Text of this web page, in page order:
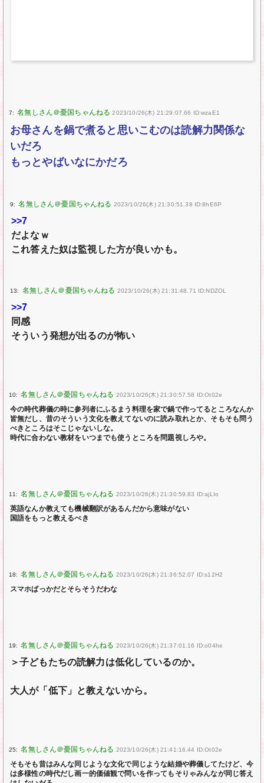
7: 2023/10/26(木) 21:29:07.66 ID:wzaE1
お母さんを鍋で煮ると思いこむのは読解力関係な
いだろ
もっとやばいなにかだろ
9: 2023/10/26(木) 21:30:51.38 ID:8hE6P
>>7
だよなｗ
これ答えた奴は監視した方が良いかも。
13: 2023/10/26(木) 21:31:48.71 ID:NDZOL
>>7
同感
そういう発想が出るのが怖い
10: 2023/10/26(木) 21:30:57.58 ID:Ot02e
今の時代葬儀の時に参列者にふるまう料理を家で鍋で作ってるところなんか
皆無だし、昔のそういう文化を教えてないのに読み取れとか、そもそも問う
べきところはそこじゃないしな。
時代に合わない教材をいつまでも使うところを問題視しろや。
11: 2023/10/26(木) 21:30:59.83 ID:ajLIo
英語なんか教えても機械翻訳があるんだから意味がない
国語をもっと教えるべき
18: 2023/10/26(木) 21:36:52.07 ID:s12H2
スマホばっかだとそらそうだわな
19: 2023/10/26(木) 21:37:01.16 ID:o04he
＞子どもたちの読解力は低化しているのか。
大人が「低下」と教えないから。
25: 2023/10/26(木) 21:41:16.44 ID:Ot02e
そもそも昔はみんな同じような文化で同じような結婚や葬儀してたけど、今
は多様性の時代だし画一的価値観で問いを作ってもそりゃみんなが同じ答え